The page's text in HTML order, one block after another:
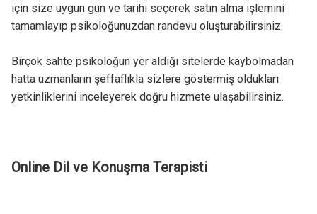
için size uygun gün ve tarihi seçerek satın alma işlemini
tamamlayıp psikoloğunuzdan randevu oluşturabilirsiniz.
Birçok sahte psikoloğun yer aldığı sitelerde kaybolmadan
hatta uzmanların şeffaflıkla sizlere göstermiş oldukları
yetkinliklerini inceleyerek doğru hizmete ulaşabilirsiniz.
Online Dil ve Konuşma Terapisti